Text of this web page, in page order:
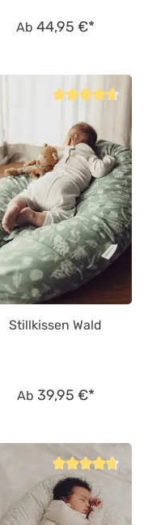
Ab 44,95 €*
von 4.8 von 5 Sternen
Stillkissen Wald
Ab 39,95 €*
von 4.8 von 5 Sternen
Durchschnittliche